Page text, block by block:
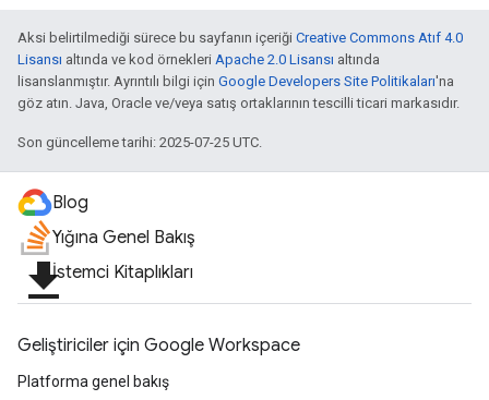
Aksi belirtilmediği sürece bu sayfanın içeriği Creative Commons Atıf 4.0
Lisansı altında ve kod örnekleri Apache 2.0 Lisansı altında
lisanslanmıştır. Ayrıntılı bilgi için Google Developers Site Politikaları'na
göz atın. Java, Oracle ve/veya satış ortaklarının tescilli ticari markasıdır.
Son güncelleme tarihi: 2025-07-25 UTC.
Blog
Yığına Genel Bakış
file_downloadİstemci Kitaplıkları
Geliştiriciler için Google Workspace
Platforma genel bakış